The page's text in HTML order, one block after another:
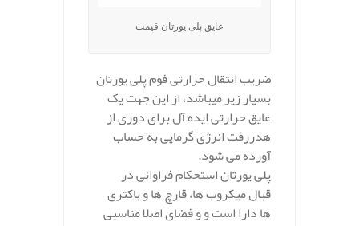
عایق پلی یورتان قیمت
ضریب انتقال حرارتی فوم پلی یورتان
بسیار زیر میباشد، از این جهت یک
عایق حرارتی ایده آل برای دوری از
هدررفت انرژی گرمایی به حساب
آورده می شود.
پلی یورتان استحکام فراوانی در
قبال میکروب ها، قارچ ها و باکتری
ها دارا است و و فضای اصلا مناسبی